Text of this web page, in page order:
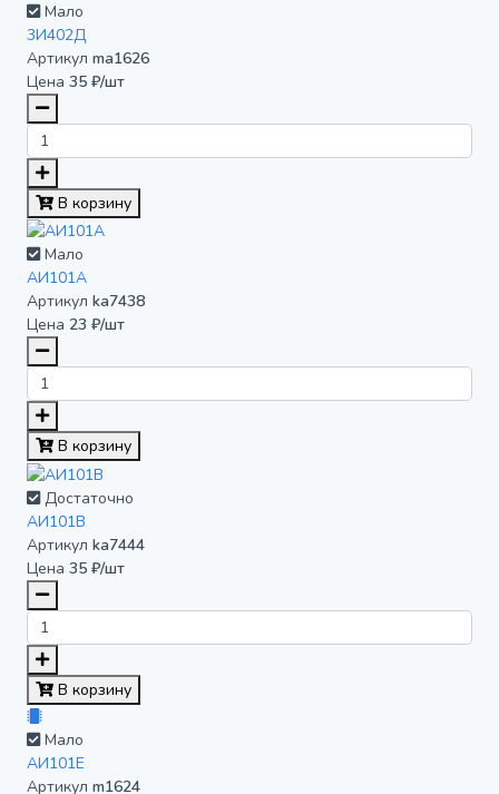
Мало
3И402Д
Артикул ma1626
Цена 35 ₽/шт
В корзину
Мало
АИ101А
Артикул ka7438
Цена 23 ₽/шт
В корзину
Достаточно
АИ101В
Артикул ka7444
Цена 35 ₽/шт
В корзину
Мало
АИ101Е
Артикул m1624